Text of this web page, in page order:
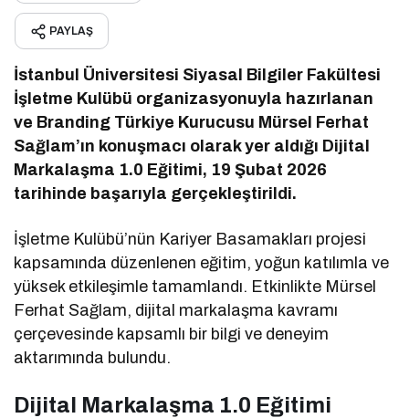
PAYLAŞ
İstanbul Üniversitesi Siyasal Bilgiler Fakültesi
İşletme Kulübü organizasyonuyla hazırlanan
ve Branding Türkiye Kurucusu Mürsel Ferhat
Sağlam’ın konuşmacı olarak yer aldığı Dijital
Markalaşma 1.0 Eğitimi, 19 Şubat 2026
tarihinde başarıyla gerçekleştirildi.
İşletme Kulübü’nün Kariyer Basamakları projesi
kapsamında düzenlenen eğitim, yoğun katılımla ve
yüksek etkileşimle tamamlandı. Etkinlikte Mürsel
Ferhat Sağlam, dijital markalaşma kavramı
çerçevesinde kapsamlı bir bilgi ve deneyim
aktarımında bulundu.
Dijital Markalaşma 1.0 Eğitimi